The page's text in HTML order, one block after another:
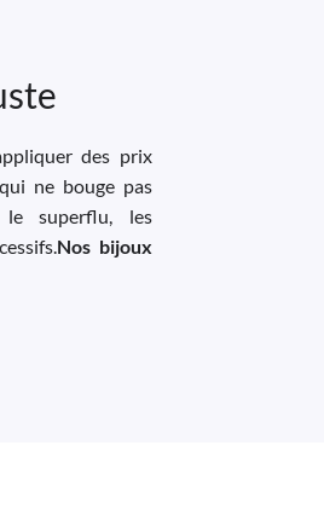
des prix
ne bouge pas
le superflu, les
Nos bijoux